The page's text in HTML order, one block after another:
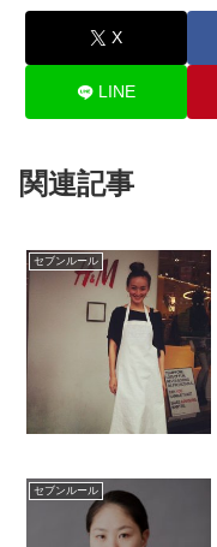
X
LINE
関連記事
セブンルール
セブンルール